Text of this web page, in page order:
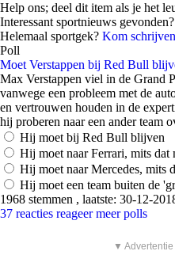
Help ons; deel dit item als je het
Interessant sportnieuws gevonden?
Helemaal sportgek? Kom
Poll
Moet Verstappen bij Red Bull
Max Verstappen viel in de Grand
vanwege een probleem met de
en vertrouwen houden in de
hij proberen naar een ander team
Hij moet bij Red Bull blijven
Hij moet naar Ferrari, mits dat
Hij moet naar Mercedes, mits
Hij moet een team buiten de
1968 stemmen , laatste: 30-12-
37 reacties reageer meer polls
▼